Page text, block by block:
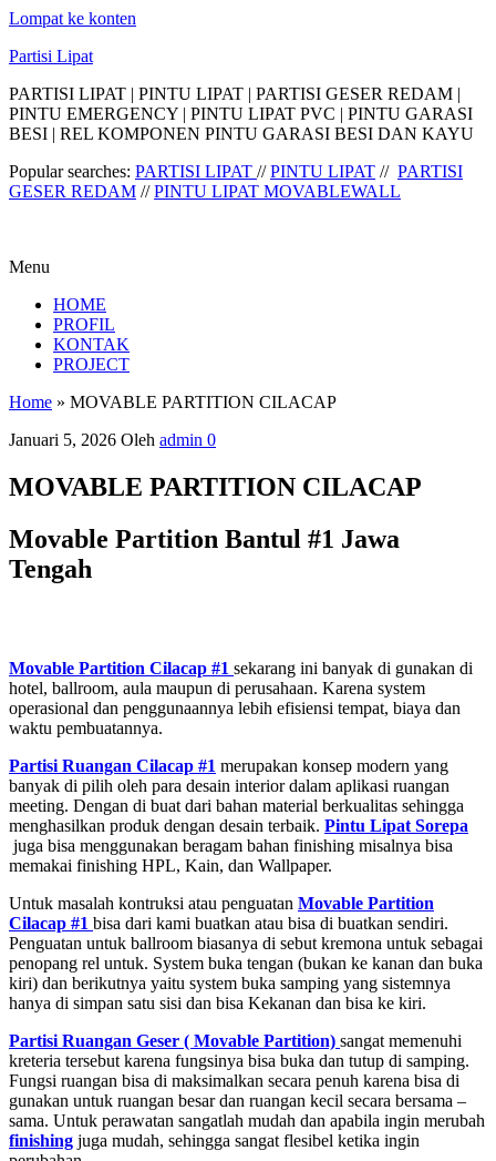
Lompat ke konten
Partisi Lipat
PARTISI LIPAT | PINTU LIPAT | PARTISI GESER REDAM |
PINTU EMERGENCY | PINTU LIPAT PVC | PINTU GARASI
BESI | REL KOMPONEN PINTU GARASI BESI DAN KAYU
Popular searches: PARTISI LIPAT //PINTU LIPAT // PARTISI
GESER REDAM //PINTU LIPAT MOVABLEWALL
Menu
HOME
PROFIL
KONTAK
PROJECT
Home » MOVABLE PARTITION CILACAP
Januari 5, 2026 Oleh admin 0
MOVABLE PARTITION CILACAP
Movable Partition Bantul #1 Jawa
Tengah
Movable Partition Cilacap #1 sekarang ini banyak di gunakan di
hotel, ballroom, aula maupun di perusahaan. Karena system
operasional dan penggunaannya lebih efisiensi tempat, biaya dan
waktu pembuatannya.
Partisi Ruangan Cilacap #1 merupakan konsep modern yang
banyak di pilih oleh para desain interior dalam aplikasi ruangan
meeting. Dengan di buat dari bahan material berkualitas sehingga
menghasilkan produk dengan desain terbaik. Pintu Lipat Sorepa
juga bisa menggunakan beragam bahan finishing misalnya bisa
memakai finishing HPL, Kain, dan Wallpaper.
Untuk masalah kontruksi atau penguatan Movable Partition
Cilacap #1 bisa dari kami buatkan atau bisa di buatkan sendiri.
Penguatan untuk ballroom biasanya di sebut kremona untuk sebagai
penopang rel untuk. System buka tengan (bukan ke kanan dan buka
kiri) dan berikutnya yaitu system buka samping yang sistemnya
hanya di simpan satu sisi dan bisa Kekanan dan bisa ke kiri.
Partisi Ruangan Geser ( Movable Partition) sangat memenuhi
kreteria tersebut karena fungsinya bisa buka dan tutup di samping.
Fungsi ruangan bisa di maksimalkan secara penuh karena bisa di
gunakan untuk ruangan besar dan ruangan kecil secara bersama –
sama. Untuk perawatan sangatlah mudah dan apabila ingin merubah
finishing juga mudah, sehingga sangat flesibel ketika ingin